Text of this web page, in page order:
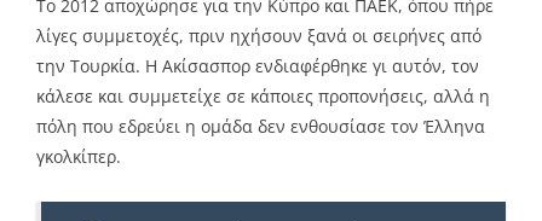
Το 2012 αποχώρησε για την Κύπρο και ΠΑΕΚ, όπου πήρε
λίγες συμμετοχές, πριν ηχήσουν ξανά οι σειρήνες από
την Τουρκία. Η Ακίσασπορ ενδιαφέρθηκε γι αυτόν, τον
κάλεσε και συμμετείχε σε κάποιες προπονήσεις, αλλά η
πόλη που εδρεύει η ομάδα δεν ενθουσίασε τον Έλληνα
γκολκίπερ.